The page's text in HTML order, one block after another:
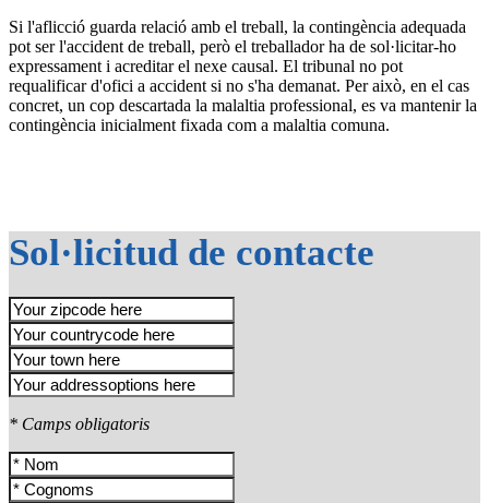
Si l'aflicció guarda relació amb el treball, la contingència adequada
pot ser l'accident de treball, però el treballador ha de sol·licitar-ho
expressament i acreditar el nexe causal. El tribunal no pot
requalificar d'ofici a accident si no s'ha demanat. Per això, en el cas
concret, un cop descartada la malaltia professional, es va mantenir la
contingència inicialment fixada com a malaltia comuna.
Sol·licitud de contacte
* Camps obligatoris